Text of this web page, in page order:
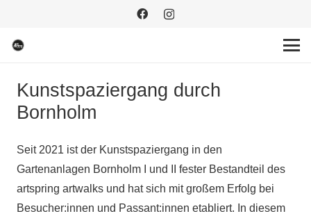
Kunstspaziergang durch
Bornholm
Seit 2021 ist der Kunstspaziergang in den
Gartenanlagen Bornholm I und II fester Bestandteil des
artspring artwalks und hat sich mit großem Erfolg bei
Besucher:innen und Passant:innen etabliert. In diesem